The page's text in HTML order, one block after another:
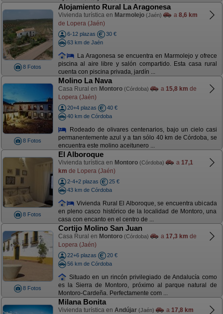
8 Fotos
Alojamiento Rural La Aragonesa
Vivienda turística en Marmolejo (Jaén) a 8,6 km
de Lopera (Jaén)
6-12 plazas
30 €
63 km de Jaén
La Aragonesa se encuentra en Marmolejo y ofrece
piscina al aire libre y salón compartido. Esta casa rural
cuenta con piscina privada, jardín ...
8 Fotos
Molino La Nava
Casa Rural en Montoro (Córdoba) a 15,8 km de
Lopera (Jaén)
20+4 plazas
40 €
40 km de Córdoba
Rodeado de olivares centenarios, bajo un cielo casi
permanentemente azul y a tan sólo 40 km de Córdoba, se
encuentra este molino aceitunero ...
8 Fotos
El Alboroque
Vivienda turística en Montoro (Córdoba) a 17,1
km de Lopera (Jaén)
2-4+2 plazas
25 €
43 km de Córdoba
Vivienda Rural El Alboroque, se encuentra ubicada
en pleno casco histórico de la localidad de Montoro, una
casa con encanto en el centro de ...
8 Fotos
Cortijo Molino San Juan
Casa Rural en Montoro (Córdoba) a 17,3 km de
Lopera (Jaén)
22+6 plazas
20 €
56 km de Córdoba
Situado en un rincón privilegiado de Andalucía como
es la Sierra de Montoro, próximo al parque natural de
Montoro-Cardeña. Perfectamente com ...
Milana Bonita
Vivienda turística en Andújar (Jaén) a 17,8 km